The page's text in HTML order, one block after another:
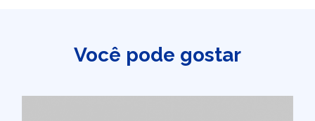
Você pode gostar